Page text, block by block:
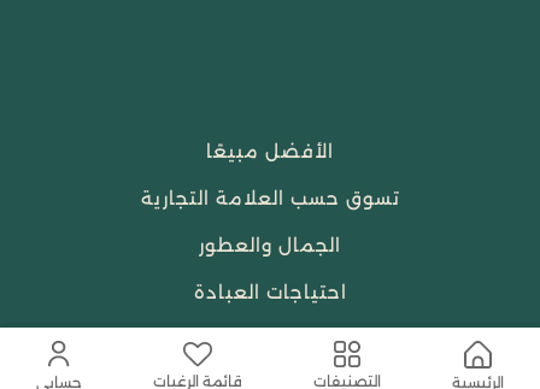
الرئيسية التصنيفات قائمة الرغبات حسابي
الأفضل مبيعًا
تسوق حسب العلامة التجارية
الجمال والعطور
احتياجات العبادة